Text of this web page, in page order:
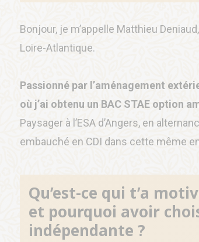
Bonjour, je m’appelle Matthieu
Loire-Atlantique.
Passionné par l’aménagement
où j’ai obtenu un BAC STAE option
Paysager à l’ESA d’Angers, en
embauché en CDI dans cette même
Qu’est-ce qui t’a
et pourquoi avoir
indépendante ?